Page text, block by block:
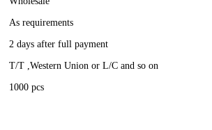
As requirements
2 days after full payment
T/T ,Western Union or L/C and so on
1000 pcs